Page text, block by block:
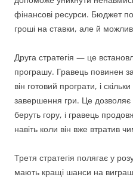
фінансові ресурси. Бюджет
гроші на ставки, але й
Друга стратегія — це
програшу. Гравець повинен
він готовий програти, і
завершення гри. Це дозволяє
беруть гору, і гравець
навіть коли він вже втратив
Третя стратегія полягає у
мають кращі шанси на